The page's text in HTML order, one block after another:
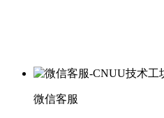
微信客服